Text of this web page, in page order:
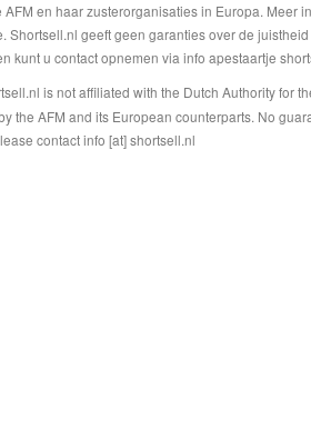
en haar zusterorganisaties in Europa.
Shortsell.nl geeft geen garanties over de
kunt u contact opnemen via info apestaartje
is not affiliated with the Dutch Authority for
the AFM and its European counterparts. No
contact info [at] shortsell.nl